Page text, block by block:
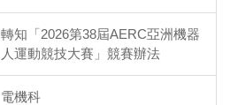
轉知「2026第38屆AERC亞洲機器
人運動競技大賽」競賽辦法
電機科